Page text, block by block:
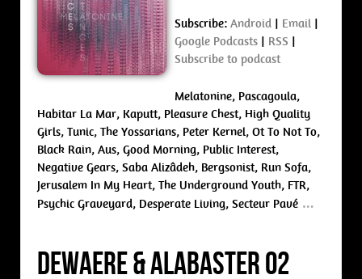
Subscribe: Android | Email |
Google Podcasts | RSS |
Subscribe to podcast
Melatonine, Pascagoula,
Habitar La Mar, Kaputt, Pleasure Chest, High Quality
Girls, Tunic, The Yossarians, Peter Kernel, Ot To Not To,
Black Rain, Aus, Good Morning, Public Interest,
Negative Gears, Saba Alizâdeh, Bergsonist, Run Sofa,
Jerusalem In My Heart, The Underground Youth, FTR,
Psychic Graveyard, Desperate Living, Secteur Pavé …
Dewaere & Alabaster 02